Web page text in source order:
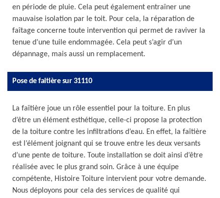
en période de pluie. Cela peut également entraîner une
mauvaise isolation par le toit. Pour cela, la réparation de
faîtage concerne toute intervention qui permet de raviver la
tenue d’une tuile endommagée. Cela peut s’agir d’un
dépannage, mais aussi un remplacement.
Pose de faitière sur 31110
La faîtière joue un rôle essentiel pour la toiture. En plus
d’être un élément esthétique, celle-ci propose la protection
de la toiture contre les infiltrations d’eau. En effet, la faîtière
est l’élément joignant qui se trouve entre les deux versants
d’une pente de toiture. Toute installation se doit ainsi d’être
réalisée avec le plus grand soin. Grâce à une équipe
compétente, Histoire Toiture intervient pour votre demande.
Nous déployons pour cela des services de qualité qui